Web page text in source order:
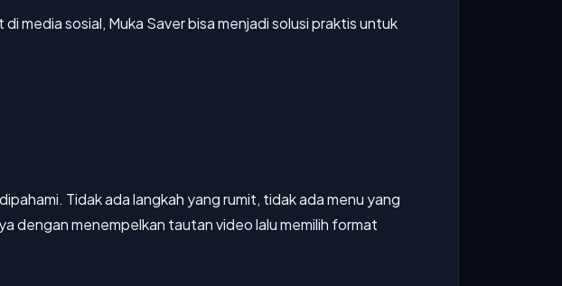
media sosial, Muka Saver bisa menjadi solusi praktis untuk
Tidak ada langkah yang rumit, tidak ada menu yang
dengan menempelkan tautan video lalu memilih format